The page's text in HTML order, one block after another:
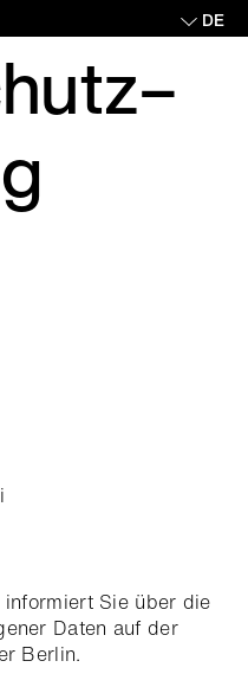
DE
–
Sie über die
Daten auf der
Berlin.